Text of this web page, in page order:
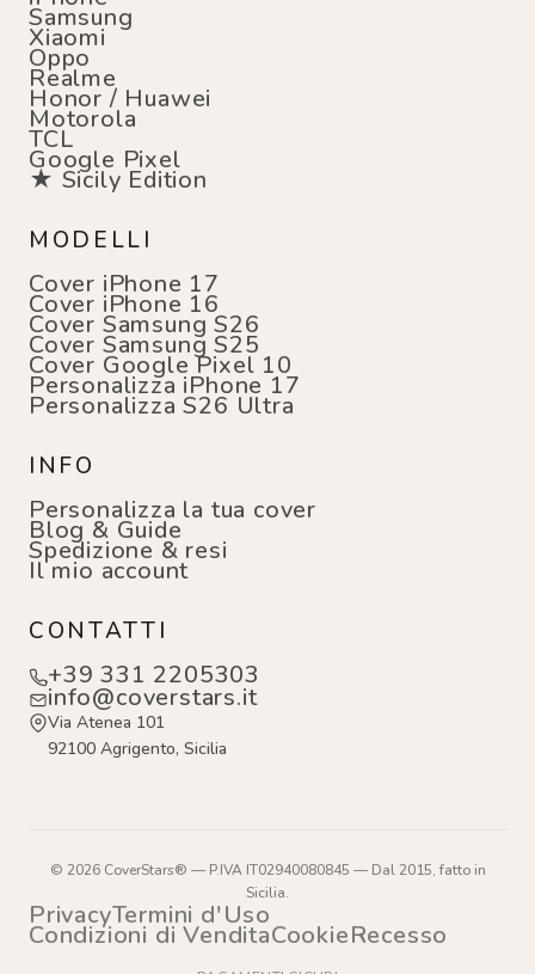
Samsung
Xiaomi
Oppo
Realme
Honor / Huawei
Motorola
TCL
Google Pixel
★ Sicily Edition
MODELLI
Cover iPhone 17
Cover iPhone 16
Cover Samsung S26
Cover Samsung S25
Cover Google Pixel 10
Personalizza iPhone 17
Personalizza S26 Ultra
INFO
Personalizza la tua cover
Blog & Guide
Spedizione & resi
Il mio account
CONTATTI
+39 331 2205303
info@coverstars.it
Via Atenea 101
92100 Agrigento, Sicilia
© 2026 CoverStars® — P.IVA IT02940080845 — Dal 2015, fatto in
Sicilia.
PrivacyTermini d'Uso
Condizioni di VenditaCookieRecesso